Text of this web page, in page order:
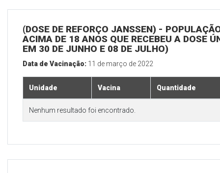
(DOSE DE REFORÇO JANSSEN) -
ACIMA DE 18 ANOS QUE RECEBEU A DOSE
EM 30 DE JUNHO E 08 DE JULHO)
Data de Vacinação: 11 de março de 2022
Unidade Vacina Quantidade
Nenhum resultado foi encontrado.